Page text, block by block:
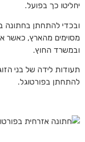
יחליטו כך בפועל.
ובכדי להתחתן בחתונה
מסוימים מהארץ, כאשר
ובמשרד החוץ.
תעודות לידה של בני
להתחתן בפורטוגל.